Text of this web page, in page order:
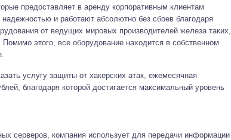
предоставляет в аренду корпоративным клиентам
и работают абсолютно без сбоев благодаря
от ведущих мировых производителей железа таких,
этого, все оборудование находится в собственном
услугу защиты от хакерских атак, ежемесячная
благодаря которой достигается максимальный уровень
серверов, компания использует для передачи информации